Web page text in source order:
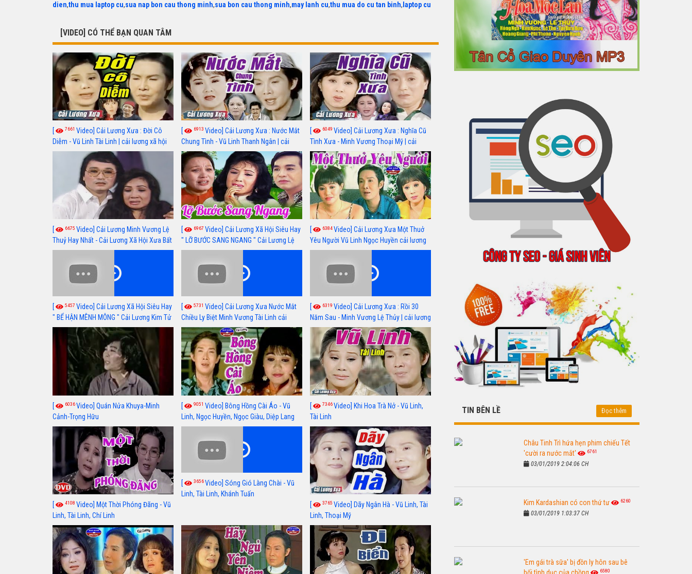
dien,thu mua laptop cu,sua nap bon cau thong minh,sua bon cau thong minh,may lanh cu,thu mua do cu tan binh, laptop cu
[VIDEO] CÓ THỂ BẠN QUAN TÂM
[ 7661 Video] Cải Lương Xưa : Đời Cô
Diễm - Vũ Linh Tài Linh | cải lương xã hội
hay nhất
[ 6913 Video] Cải Lương Xưa : Nước Mắt
Chung Tình - Vũ Linh Thanh Ngân | cải
lương xã hội hay nhất
[ 6049 Video] Cải Lương Xưa : Nghĩa Cũ
Tình Xưa - Minh Vương Thoại Mỹ | cải
lương xã hội hay nhất
[ 6675 Video] Cải Lương Minh Vương Lệ
Thuỷ Hay Nhất - Cải Lương Xã Hội Xưa Bất
Hủ
[ 6967 Video] Cải Lương Xã Hội Siêu Hay
" LỠ BƯỚC SANG NGANG " Cải Lương Lệ
Thuỷ, Thanh Tuấn, Hồng Nga
[ 6384Video] Cải Lương Xưa Một Thuở
Yêu Người Vũ Linh Ngọc Huyền cải lương
xã hội hay nhất
[ 5457 Video] Cải Lương Xã Hội Siêu Hay
" BỂ HẬN MÊNH MÔNG " Cải Lương Kim Tử
Long, Thanh Ngân Hay Nhất
[ 5731 Video] Cải Lương Xưa Nước Mắt
Chiều Ly Biệt Minh Vương Tài Linh cải
lương xã hội hay nhất
[ 6319 Video] Cải Lương Xưa : Rồi 30
Năm Sau - Minh Vương Lệ Thủy | cải lương
xã hội hay nhất
[ 6036Video] Quán Nửa Khuya-Minh
Cảnh-Trọng Hữu
[ 9051 Video] Bông Hồng Cài Áo - Vũ
Linh, Ngọc Huyền, Ngọc Giàu, Diệp Lang
[ 7346Video] Khi Hoa Trà Nở - Vũ Linh,
Tài Linh
[ 4108 Video] Một Thời Phóng Đãng - Vũ
Linh, Tài Linh, Chí Linh
[ 3656Video] Sóng Gió Làng Chài - Vũ
Linh, Tài Linh, Khánh Tuấn
[
3765 Video] Dãy Ngân Hà - Vũ Linh, Tài
Linh, Thoại Mỹ
TIN BÊN LỀ Đọc thêm
Châu Tinh Trì hứa hẹn phim chiếu Tết
'cười ra nước mắt'
6761
03/01/2019 2:04:06 CH
Kim Kardashian có con thứ tư 6260
03/01/2019 1:03:37 CH
'Em gái trà sữa' bị đồn ly hôn sau bê
6580